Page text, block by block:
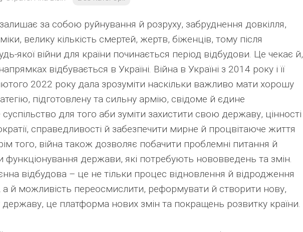
за собою руйнування й розруху, забруднення довкілля,
велику кількість смертей, жертв, біженців, тому після
якої війни для країни починається період відбудови. Це чекає й,
відбувається в Україні. Війна в Україні з 2014 року і її
2022 року дала зрозуміти наскільки важливо мати хорошу
підготовлену та сильну армію, свідоме й єдине
для того аби зуміти захистити свою державу, цінності
справедливості й забезпечити мирне й процвітаюче життя
того, війна також дозволяє побачити проблемні питання й
функціонування держави, які потребують нововведень та змін.
відбудова – це не тільки процес відновлення й відродження
а й можливість переосмислити, реформувати й створити нову,
державу, це платформа нових змін та покращень розвитку країни.